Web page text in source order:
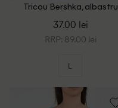
Tricou Bershka, albastru
37.00 lei
RRP: 89.00 lei
L